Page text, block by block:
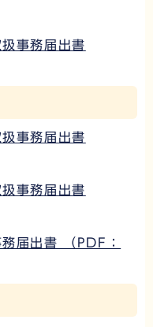
事務届出書
事務届出書
事務届出書
届出書 （PDF：